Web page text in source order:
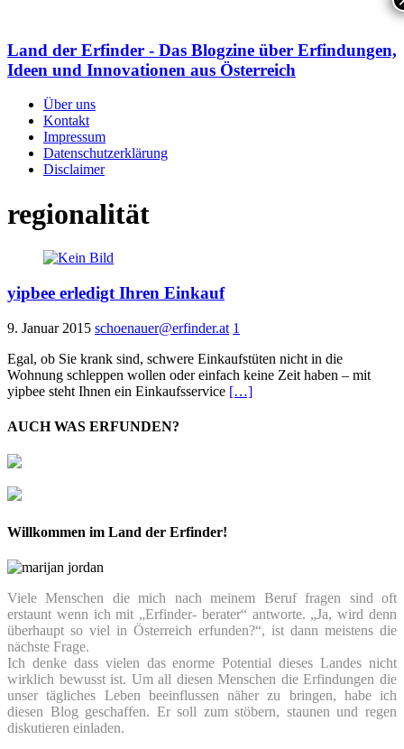
Land der Erfinder - Das Blogzine über Erfindungen,
Ideen und Innovationen aus Österreich
Über uns
Kontakt
Impressum
Datenschutzerklärung
Disclaimer
regionalität
yipbee erledigt Ihren Einkauf
9. Januar 2015 schoenauer@erfinder.at 1
Egal, ob Sie krank sind, schwere Einkaufstüten nicht in die
Wohnung schleppen wollen oder einfach keine Zeit haben – mit
yipbee steht Ihnen ein Einkaufsservice […]
AUCH WAS ERFUNDEN?
Willkommen im Land der Erfinder!
Viele Menschen die mich nach meinem Beruf fragen sind oft
erstaunt wenn ich mit „Erfinder- berater“ antworte. „Ja, wird denn
überhaupt so viel in Österreich erfunden?“, ist dann meistens die
nächste Frage.
Ich denke dass vielen das enorme Potential dieses Landes nicht
wirklich bewusst ist. Um all diesen Menschen die Erfindungen die
unser tägliches Leben beeinflussen näher zu bringen, habe ich
diesen Blog geschaffen. Er soll zum stöbern, staunen und regen
diskutieren einladen.